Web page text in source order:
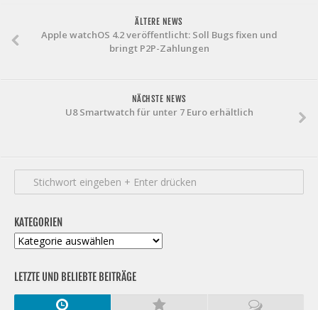
ÄLTERE NEWS
Apple watchOS 4.2 veröffentlicht: Soll Bugs fixen und
bringt P2P-Zahlungen
NÄCHSTE NEWS
U8 Smartwatch für unter 7 Euro erhältlich
KATEGORIEN
Kategorien
LETZTE UND BELIEBTE BEITRÄGE